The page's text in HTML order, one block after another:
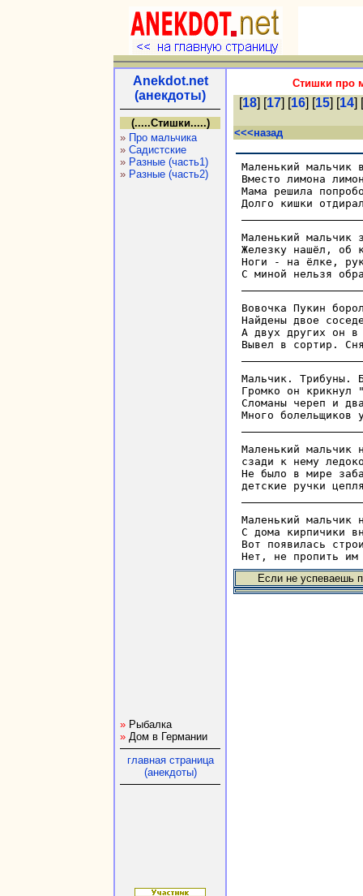
Anekdot.net
(анекдоты)
(.....Стишки.....)
» Про мальчика
» Садистские
» Разные (часть1)
» Разные (часть2)
» Рыбалка
» Дом в Германии
главная страница
(анекдоты)
Стишки про
[18] [17] [16] [15] [14] [
<<<назад
Маленький мальчик
Вместо лимона
Мама решила
Маленький мальчик
Железку нашёл, об
Ноги - на ёлке,
Вовочка Пукин
Найдены двое
А двух других он в
Мальчик. Трибуны.
Громко он крикнул
Сломаны череп и
Маленький мальчик
сзади к нему
Не было в мире
Маленький мальчик
С дома кирпичики
Вот появилась
Если не успеваешь